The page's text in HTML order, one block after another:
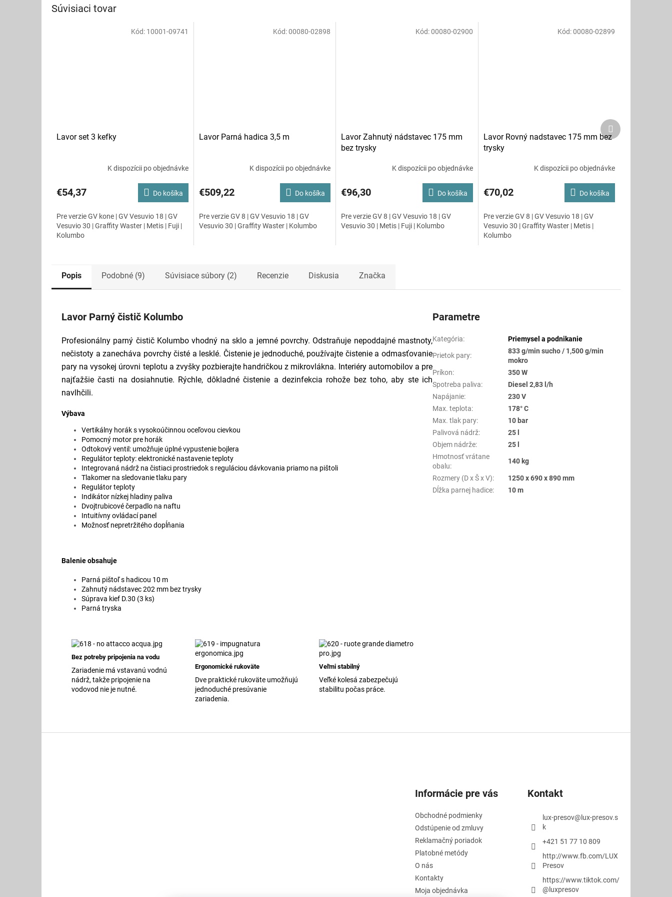
Súvisiaci tovar
Lavor set 3 kefky
K dispozícii po objednávke
€54,37 Do košíka
Pre verzie GV kone | GV Vesuvio 18 | GV
Vesuvio 30 | Graffity Waster | Metis | Fuji |
Kolumbo
Kód: 10001-09741
Lavor Parná hadica 3,5 m
K dispozícii po objednávke
€509,22 Do košíka
Pre verzie GV 8 | GV Vesuvio 18 | GV
Vesuvio 30 | Graffity Waster | Kolumbo
Kód:00080-02898
Lavor Zahnutý nádstavec 175 mm
bez trysky
K dispozícii po objednávke
€96,30 Do košíka
Pre verzie GV 8 | GV Vesuvio 18 | GV
Vesuvio 30 | Metis | Fuji | Kolumbo
Kód:00080-02900
Lavor Rovný nadstavec 175 mm bez
trysky
K dispozícii po objednávke
€70,02 Do košíka
Pre verzie GV 8 | GV Vesuvio 18 | GV
Vesuvio 30 | Graffity Waster | Metis |
Kolumbo
Kód:00080-02899
Ďalší
produkt
Popis Podobné (9) Súvisiace súbory (2) Recenzie Diskusia Značka
Lavor Parný čistič Kolumbo
Profesionálny parný čistič Kolumbo vhodný na sklo a jemné povrchy. Odstraňuje nepoddajné mastnoty,
nečistoty a zanecháva povrchy čisté a lesklé. Čistenie je jednoduché, používajte čistenie a odmasťovanie
pary na vysokej úrovni teplotu a zvyšky pozbierajte handričkou z mikrovlákna. Interiéry automobilov a pre
najťažšie časti na dosiahnutie. Rýchle, dôkladné čistenie a dezinfekcia rohože bez toho, aby ste ich
navlhčili.
Výbava
Vertikálny horák s vysokoúčinnou oceľovou cievkou
Pomocný motor pre horák
Odtokový ventil: umožňuje úplné vypustenie bojlera
Regulátor teploty: elektronické nastavenie teploty
Integrovaná nádrž na čistiaci prostriedok s reguláciou dávkovania priamo na pištoli
Tlakomer na sledovanie tlaku pary
Regulátor teploty
Indikátor nízkej hladiny paliva
Dvojtrubicové čerpadlo na naftu
Intuitívny ovládací panel
Možnosť nepretržitého dopĺňania
Balenie obsahuje
Parná pištoľ s hadicou 10 m
Zahnutý nádstavec 202 mm bez trysky
Súprava kief D.30 (3 ks)
Parná tryska
Bez potreby pripojenia na vodu
Zariadenie má vstavanú vodnú
nádrž, takže pripojenie na
vodovod nie je nutné.
Ergonomické rukoväte
Dve praktické rukoväte umožňujú
jednoduché presúvanie
zariadenia.
Veľmi stabilný
Veľké kolesá zabezpečujú
stabilitu počas práce.
Parametre
Kategória: Priemysel a podnikanie
Prietok pary:
833 g/min sucho / 1,500 g/min
mokro
Príkon:
350 W
Spotreba paliva:
Diesel 2,83 l/h
Napájanie:
230 V
Max. teplota:
178° C
Max. tlak pary:
10 bar
Palivová nádrž:
25 l
Objem nádrže:
25 l
Hmotnosť vrátane
obalu:
140 kg
Rozmery (D x Š x V):
1250 x 690 x 890 mm
Dĺžka parnej hadice: 10 m
Informácie pre vás
Obchodné podmienky
Odstúpenie od zmluvy
Reklamačný poriadok
Platobné metódy
O nás
Kontakty
Moja objednávka
Kontakt
lux-presov@lux-presov.s
k
+421 51 77 10 809
http://www.fb.com/LUX
Presov
https://www.tiktok.com/
@luxpresov